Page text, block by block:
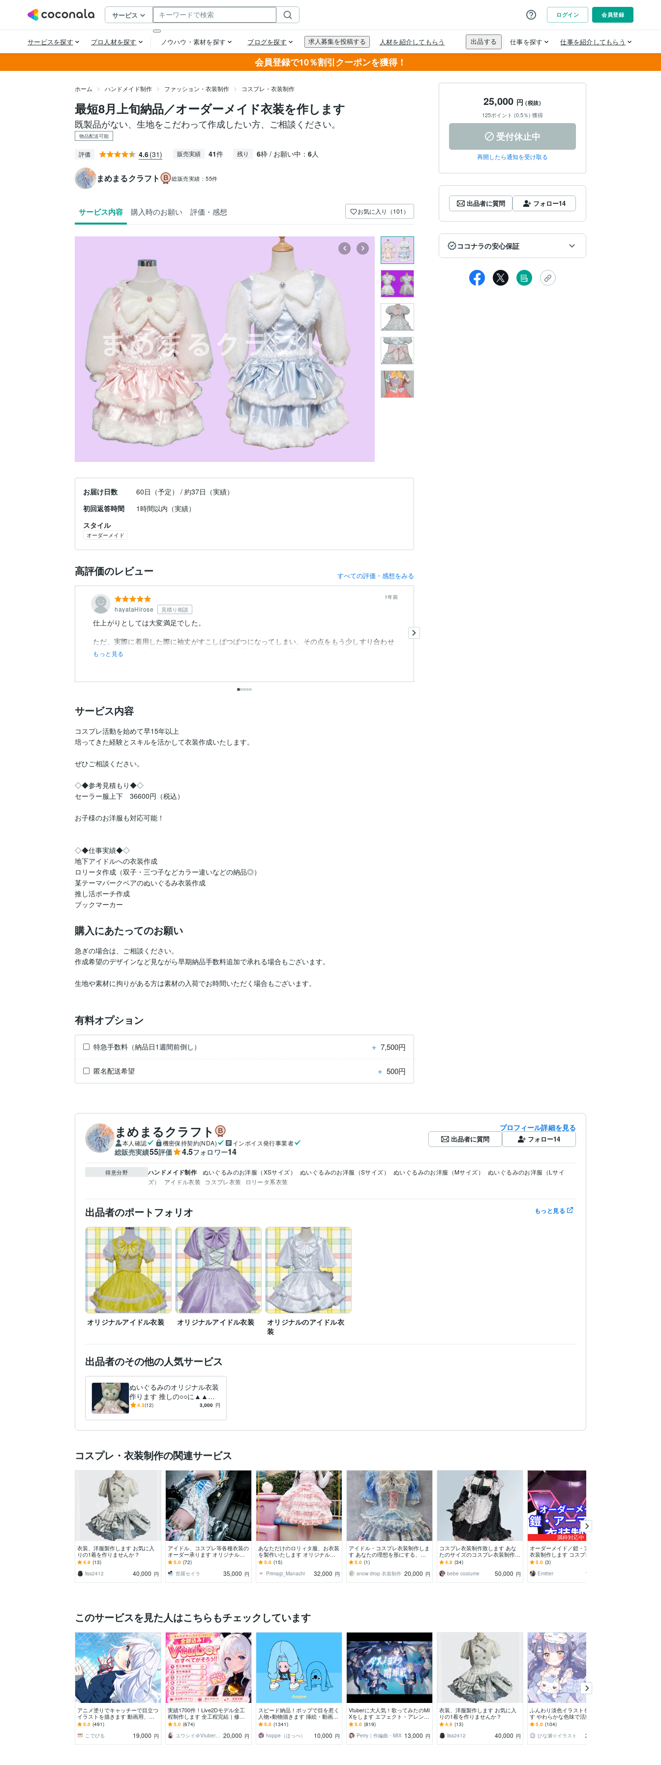
会員登録で10％割引クーポンを獲得！
ホーム ハンドメイド制作 ファッション・衣装制作 コスプレ・衣装制作
最短8月上旬納品／オーダーメイド衣装を作します
既製品がない、生地をこだわって作成したい方、ご相談ください。
物品配送可能
評価 4.6(31) 販売実績 41件 残り 6枠 / お願い中： 6人
まめまるクラフト 総販売実績：55件
サービス内容 購入時のお願い 評価・感想 お気に入り（101）
お届け日数
60日（予定） / 約37日（実績）
初回返答時間
1時間以内（実績）
スタイル
オーダーメイド
高評価のレビュー すべての評価・感想をみる
hayataHirose 見積り相談
1年前
仕上がりとしては大変満足でした。
ただ、実際に着用した際に袖丈がすこしぱつぱつになってしまい、その点をもう少しすり合わせ
たかったことと、手違いではあったのですが、最終仕上がりの写真を送信いただき合意する前に
発送が行われた点が少しだけ不安ではありました。
もっと見る
サービス内容
コスプレ活動を始めて早15年以上
培ってきた経験とスキルを活かして衣装作成いたします。
ぜひご相談ください。
◇◆参考見積もり◆◇
セーラー服上下　36600円（税込）
お子様のお洋服も対応可能！
◇◆仕事実績◆◇
地下アイドルへの衣装作成
ロリータ作成（双子・三つ子などカラー違いなどの納品◎）
某テーマパークベアのぬいぐるみ衣装作成
推し活ポーチ作成
ブックマーカー
購入にあたってのお願い
急ぎの場合は、ご相談ください。
作成希望のデザインなど見ながら早期納品手数料追加で承れる場合もございます。
生地や素材に拘りがある方は素材の入荷でお時間いただく場合もございます。
有料オプション
特急手数料（納品日1週間前倒し） ＋ 7,500円
匿名配送希望 ＋ 500円
25,000 円(税抜)
125ポイント (0.5％) 獲得
受付休止中
再開したら通知を受け取る
出品者に質問 フォロー14
ココナラの安心保証
まめまるクラフト
本人確認 機密保持契約(NDA) インボイス発行事業者
総販売実績55評価 4.5フォロワー14
プロフィール詳細を見る
出品者に質問 フォロー14
得意分野 ハンドメイド制作 ぬいぐるみのお洋服（XSサイズ） ぬいぐるみのお洋服（Sサイズ） ぬいぐるみのお洋服（Mサイズ）
ぬいぐるみのお洋服（Lサイ
ズ）
アイドル衣装 コスプレ衣装 ロリータ系衣装
出品者のポートフォリオ もっと見る
オリジナルアイドル衣装 オリジナルアイドル衣装
オリジナルのアイドル衣
装
出品者のその他の人気サービス
ぬいぐるみのオリジナル衣装
作ります 推しの○○に▲▲を
着せたいなど
4.3(12) 3,000 円
コスプレ・衣装制作の関連サービス
衣装、洋服製作します お気に入
りの1着を作りませんか？
4.9 (13)
liss2412
40,000 円
アイドル、コスプレ等各種衣装の
オーダー承ります オリジナルの
衣装が欲しい方からパーツ単体で
欲しい！という方も
5.0 (72)
世羅セイラ
35,000 円
あなただけのロリィタ服、お衣装
を製作いたします オリジナルの
お洋服、フリフリのお衣装などご
相談ください♪
5.0 (15)
Primagi_Manachi
32,000 円
アイドル・コスプレ衣装制作しま
す あなたの理想を形にする、完
全オーダーメイド衣装。
5.0 (1)
snow drop 衣装制作 20,000 円
コスプレ衣装制作致します あな
たのサイズのコスプレ衣装制作い
たします。
4.8 (34)
bebe costume
50,000 円
満枠対応中
オーダーメイド／鎧・アーマー系
衣装制作します コスプレ・舞台
用など、鎧・アーマー系の造形物
を制作します。
5.0 (3)
Emitter
10,000
このサービスを見た人はこちらもチェックしています
アニメ塗りでキャッチーで目立つ
イラストを描きます 動画用、ス
チル、アイコン等、目を引くイラ
ストをご希望の方に！
5.0 (491)
こでびる
19,000 円
実績1700件！Live2Dモデル全工
程制作します 全工程完結｜修正
無制限｜著作権譲渡込｜初心者も
安心
5.0 (674)
ユウシイ＠Vtuber制作
20,000 円
スピード納品！ポップで目を惹く
人物×動物描きます 挿絵・動画・
グッズなど鮮やかな配色で個性を
出したい方へ
5.0 (1341)
hoppe（ほっぺ）
10,000 円
Vtuberに大人気！歌ってみたのMI
Xをします エフェクト・アレンジ
自由自在！初めての方でも丁寧に
サポート！
5.0 (819)
Perry｜作編曲・MIX 13,000 円
衣装、洋服製作します お気に入
りの1着を作りませんか？
4.9 (13)
liss2412
40,000 円
ふんわり淡色イラストを制作しま
す やわらかな色味で活動を彩り
ます。動画制作にも対応可能です
⟡.
5.0 (104)
ひな瀬☆イラスト
24,000